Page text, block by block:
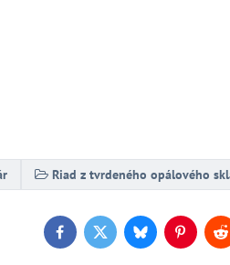
Riad z tvrdeného opálového
FacebookTwitterBluesky